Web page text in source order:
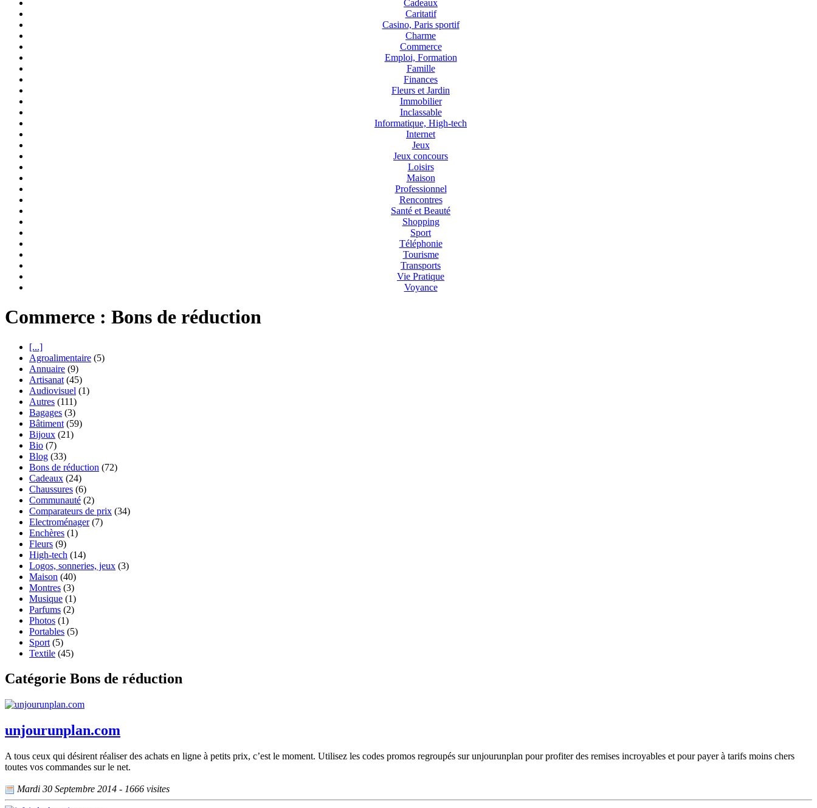
Cadeaux
Caritatif
Casino, Paris sportif
Charme
Commerce
Emploi, Formation
Famille
Finances
Fleurs et Jardin
Immobilier
Inclassable
Informatique, High-tech
Internet
Jeux
Jeux concours
Loisirs
Maison
Professionnel
Rencontres
Santé et Beauté
Shopping
Sport
Téléphonie
Tourisme
Transports
Vie Pratique
Voyance
Commerce : Bons de réduction
[...]
Agroalimentaire (5)
Annuaire (9)
Artisanat (45)
Audiovisuel (1)
Autres (111)
Bagages (3)
Bâtiment (59)
Bijoux (21)
Bio (7)
Blog (33)
Bons de réduction (72)
Cadeaux (24)
Chaussures (6)
Communauté (2)
Comparateurs de prix (34)
Electroménager(7)
Enchères (1)
Fleurs (9)
High-tech (14)
Logos, sonneries, jeux (3)
Maison (40)
Montres (3)
Musique (1)
Parfums (2)
Photos (1)
Portables (5)
Sport (5)
Textile (45)
Catégorie Bons de réduction
unjourunplan.com
A tous ceux qui désirent réaliser des achats en ligne à petits prix, c’est le moment. Utilisez les codes promos regroupés sur unjourunplan pour profiter des remises incroyables et pour payer à tarifs moins chers
toutes vos commandes sur le net.
Mardi 30 Septembre 2014 - 1666 visites